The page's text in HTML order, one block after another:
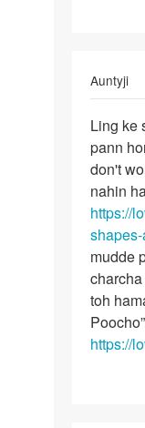
lig
AuntyjiIn
to
30
ki
by
Ling
ke
size
mein
ek
apna
Ling ke
pann
don't
nahin
https://
mudde
toh
https://